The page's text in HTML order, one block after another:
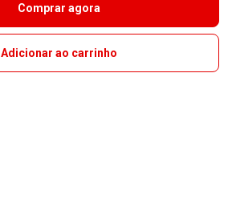
Comprar agora
Adicionar ao carrinho